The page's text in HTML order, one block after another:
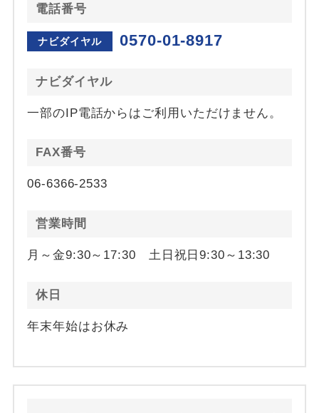
電話番号
ナビダイヤル 0570-01-8917
ナビダイヤル
一部のIP電話からはご利用いただけません。
FAX番号
06-6366-2533
営業時間
月～金9:30～17:30 土日祝日9:30～13:30
休日
年末年始はお休み